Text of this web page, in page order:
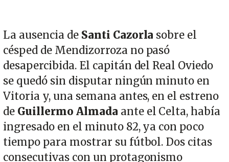
La ausencia de Santi Cazorla sobre el
césped de Mendizorroza no pasó
desapercibida. El capitán del Real Oviedo
se quedó sin disputar ningún minuto en
Vitoria y, una semana antes, en el estreno
de Guillermo Almada ante el Celta, había
ingresado en el minuto 82, ya con poco
tiempo para mostrar su fútbol. Dos citas
consecutivas con un protagonismo